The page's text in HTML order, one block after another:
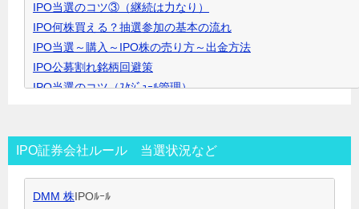
ク
で
開
き
ま
IPO当選のコツ③（継続は力なり）
IPO何株買える？抽選参加の基本の流れ
IPO当選～購入～IPO株の売り方～出金方法
IPO公募割れ銘柄回避策
IPO当選のコツ（ｽｹｼﾞｭｰﾙ管理）
IPO当選のコツ（無理なく継続）
IPO閑散期、空白期間の過ごし方
IPO証券会社ルール 当選状況など
DMM 株IPOﾙｰﾙ